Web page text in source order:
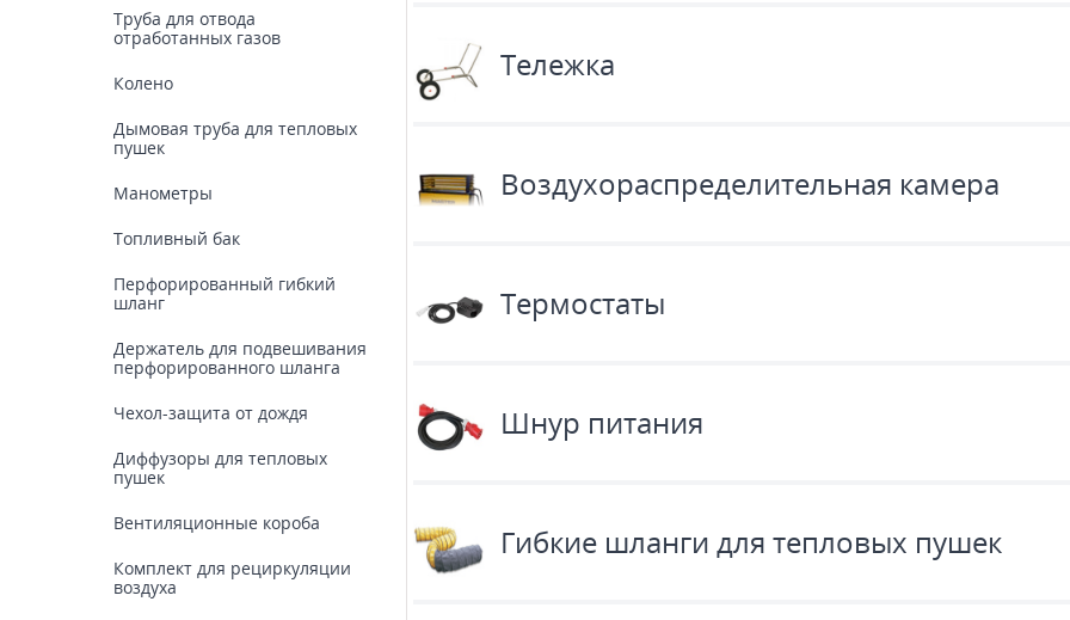
Труба для отвода
отработанных газов
Колено
Дымовая труба для тепловых
пушек
Манометры
Топливный бак
Перфорированный гибкий
шланг
Держатель для подвешивания
перфорированного шланга
Чехол-защита от дождя
Диффузоры для тепловых
пушек
Вентиляционные короба
Комплект для рециркуляции
воздуха
Тележка
Воздухораспределительная камера
Термостаты
Шнур питания
Гибкие шланги для тепловых пушек